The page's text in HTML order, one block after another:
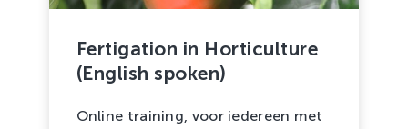
Fertigation in Horticulture
(English spoken)
Online training, voor iedereen met